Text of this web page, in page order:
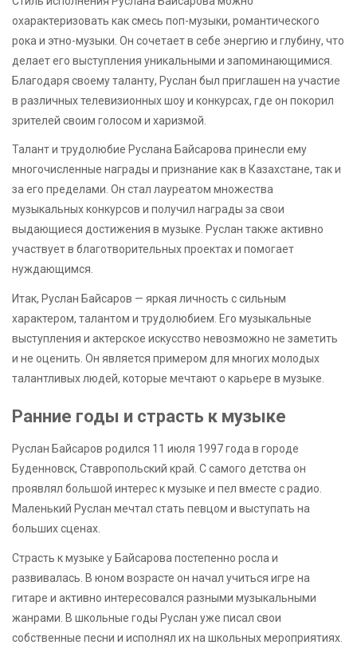
охарактеризовать как смесь поп-музыки, романтического
рока и этно-музыки. Он сочетает в себе энергию и глубину, что
делает его выступления уникальными и запоминающимися.
Благодаря своему таланту, Руслан был приглашен на участие
в различных телевизионных шоу и конкурсах, где он покорил
зрителей своим голосом и харизмой.
Талант и трудолюбие Руслана Байсарова принесли ему
многочисленные награды и признание как в Казахстане, так и
за его пределами. Он стал лауреатом множества
музыкальных конкурсов и получил награды за свои
выдающиеся достижения в музыке. Руслан также активно
участвует в благотворительных проектах и помогает
нуждающимся.
Итак, Руслан Байсаров — яркая личность с сильным
характером, талантом и трудолюбием. Его музыкальные
выступления и актерское искусство невозможно не заметить
и не оценить. Он является примером для многих молодых
талантливых людей, которые мечтают о карьере в музыке.
Ранние годы и страсть к музыке
Руслан Байсаров родился 11 июля 1997 года в городе
Буденновск, Ставропольский край. С самого детства он
проявлял большой интерес к музыке и пел вместе с радио.
Маленький Руслан мечтал стать певцом и выступать на
больших сценах.
Страсть к музыке у Байсарова постепенно росла и
развивалась. В юном возрасте он начал учиться игре на
гитаре и активно интересовался разными музыкальными
жанрами. В школьные годы Руслан уже писал свои
собственные песни и исполнял их на школьных мероприятиях.